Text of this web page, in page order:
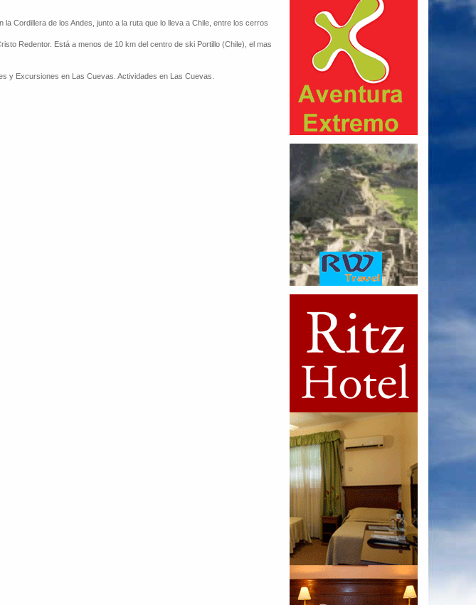
la Cordillera de los Andes, junto a la ruta que lo lleva a Chile, entre los cerros
Redentor. Está a menos de 10 km del centro de ski Portillo (Chile), el mas
y Excursiones en Las Cuevas. Actividades en Las Cuevas.